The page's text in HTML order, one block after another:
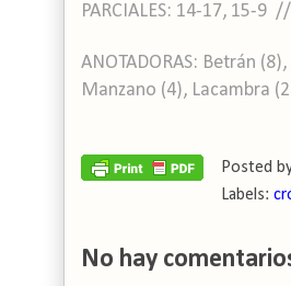
PARCIALES: 14-17, 15-9
ANOTADORAS: Betrán
Manzano (4), Lacambra
Posted
Labels:
No hay